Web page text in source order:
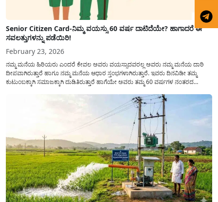
Senior Citizen Card-ನಿಮ್ಮ ವಯಸ್ಸು 60 ವರ್ಷ ದಾಟಿದೆಯೇ? ಹಾಗಾದರೆ ಈ
ಸವಲತ್ತುಗಳನ್ನು ಪಡೆಯಿರಿ!
February 23, 2026
ನಮ್ಮ ಮನೆಯ ಹಿರಿಯರು ಎಂದರೆ ಕೇವಲ ಅವರು ವಯಸ್ಸಾದವರಲ್ಲ ಅವರು ನಮ್ಮ ಮನೆಯ ದಾರಿ
ದೀಪವಾಗಿರುತ್ತಾರೆ ಹಾಗೂ ನಮ್ಮ ಮನೆಯ ಆಧಾರ ಸ್ತಂಭಗಳಾಗಿರುತ್ತಾರೆ. ಇವರು ದಿನವಿಡೀ ತಮ್ಮ
ಕುಟುಂಬಕ್ಕಾಗಿ ಸಮಾಜಕ್ಕಾಗಿ ದುಡಿತಿರುತ್ತಾರೆ ಹಾಗೆಯೇ ಅವರು ತಮ್ಮ 60 ವರ್ಷಗಳ ನಂತರದ